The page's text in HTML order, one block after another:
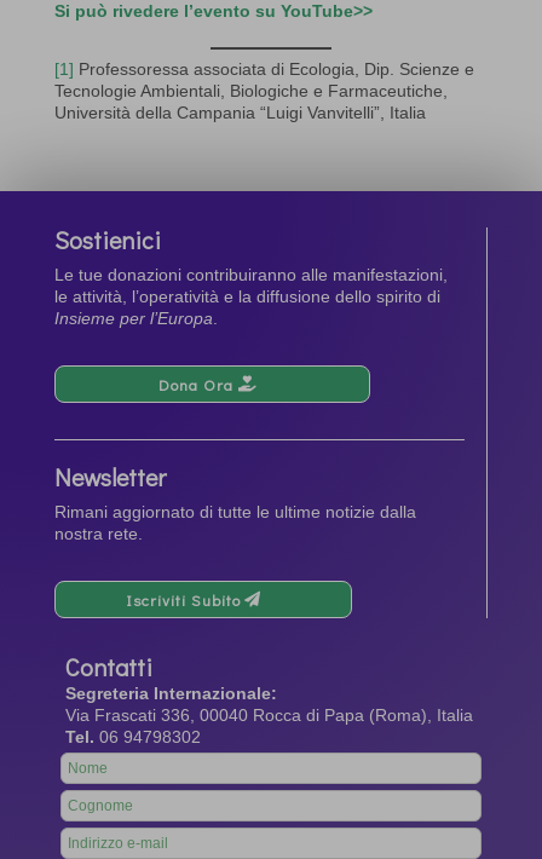
Si può rivedere l’evento su YouTube>>
[1] Professoressa associata di Ecologia, Dip. Scienze e
Tecnologie Ambientali, Biologiche e Farmaceutiche,
Università della Campania “Luigi Vanvitelli”, Italia
Sostienici
Le tue donazioni contribuiranno alle manifestazioni,
le attività, l’operatività e la diffusione dello spirito di
Insieme per l’Europa.
Dona Ora
Newsletter
Rimani aggiornato di tutte le ultime notizie dalla
nostra rete.
Iscriviti Subito
Contatti
Segreteria Internazionale:
Via Frascati 336, 00040 Rocca di Papa (Roma), Italia
Tel. 06 94798302
Leave
this
field
blank